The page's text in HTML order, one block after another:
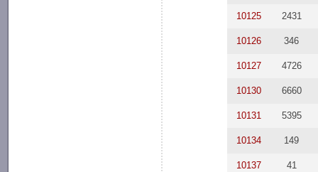
10125 2431
10126 346
10127 4726
10130 6660
10131 5395
10134 149
10137 41